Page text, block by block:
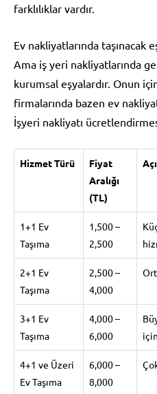
farklılıklar vardır.
Ev nakliyatlarında taşınacak
Ama iş yeri nakliyatlarında
kurumsal eşyalardır. Onun
firmalarında bazen ev
İşyeri nakliyatı
Hizmet Türü
Fiyat
Aralığı
(TL)
1+1 Ev
Taşıma
1,500 –
2,500
2+1 Ev
Taşıma
2,500 –
4,000
3+1 Ev
Taşıma
4,000 –
6,000
için
4+1 ve Üzeri
Ev Taşıma
6,000 –
8,000